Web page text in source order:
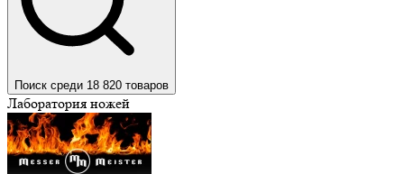
Поиск среди 18 820 товаров
Лаборатория ножей